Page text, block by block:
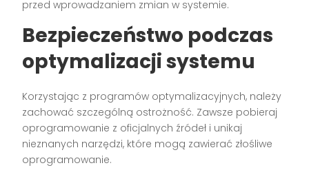
przed wprowadzaniem zmian w systemie.
Bezpieczeństwo podczas
optymalizacji systemu
Korzystając z programów optymalizacyjnych, należy
zachować szczególną ostrożność. Zawsze pobieraj
oprogramowanie z oficjalnych źródeł i unikaj
nieznanych narzędzi, które mogą zawierać złośliwe
oprogramowanie.